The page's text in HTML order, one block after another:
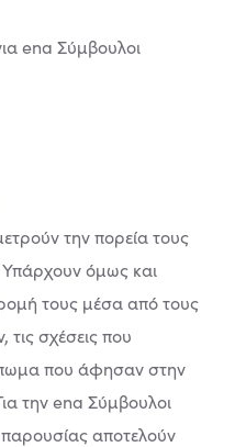
την πορεία τους
Υπάρχουν όμως και
τους μέσα από τους
σχέσεις που
που άφησαν στην
την ena Σύμβουλοι
αποτελούν